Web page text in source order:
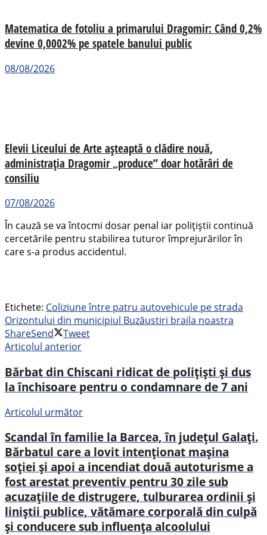
Matematica de fotoliu a primarului Dragomir: Când 0,2%
devine 0,0002% pe spatele banului public
08/08/2026
Elevii Liceului de Arte așteaptă o clădire nouă,
administrația Dragomir „produce” doar hotărâri de
consiliu
07/08/2026
În cauză se va întocmi dosar penal iar polițiștii continuă
cercetările pentru stabilirea tuturor împrejurărilor în
care s-a produs accidentul.
Etichete: Coliziune între patru autovehicule pe strada
Orizontului din municipiul Buzăustiri braila noastra
ShareSend
Tweet
Articolul anterior
Bărbat din Chiscani ridicat de polițiști și dus
la închisoare pentru o condamnare de 7 ani
Articolul următor
Scandal în familie la Barcea, în județul Galați.
Bărbatul care a lovit intenționat mașina
soției și apoi a incendiat două autoturisme a
fost arestat preventiv pentru 30 zile sub
acuzațiile de distrugere, tulburarea ordinii și
liniștii publice, vătămare corporală din culpă
și conducere sub influența alcoolului